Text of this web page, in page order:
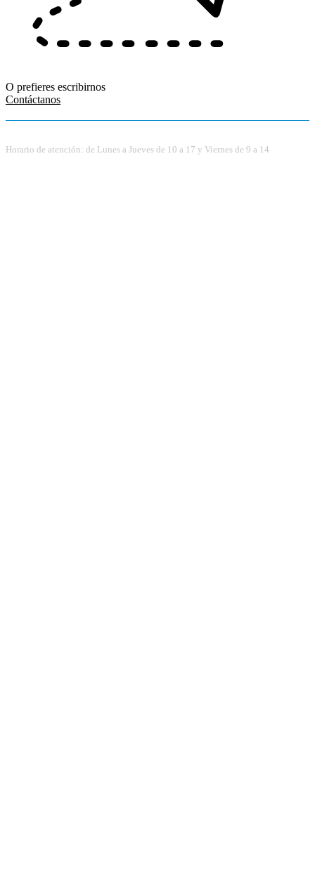
O prefieres escribirnos
Contáctanos
Horario de atención: de Lunes a Jueves de 10 a 17 y Viernes de 9 a 14